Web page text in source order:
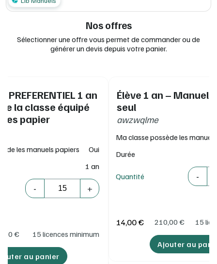
Nos offres
Sélectionner une offre vous permet de commander ou de
générer un devis depuis votre panier.
PREFERENTIEL 1 an
la classe équipé
papier
les manuels papiers
Oui
1 an
-
Quantité
+
€ 15 licences minimum
au panier
Élève 1 an – Manuel
seul
awzwqlme
Ma classe possède les
Durée
Quantité -
Quantité
14,00 € 210,00 € 15
Ajouter au